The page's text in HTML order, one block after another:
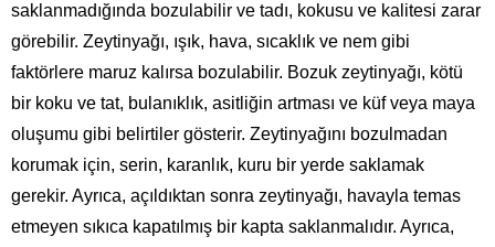
saklanmadığında bozulabilir ve tadı, kokusu ve kalitesi zarar
görebilir. Zeytinyağı, ışık, hava, sıcaklık ve nem gibi
faktörlere maruz kalırsa bozulabilir. Bozuk zeytinyağı, kötü
bir koku ve tat, bulanıklık, asitliğin artması ve küf veya maya
oluşumu gibi belirtiler gösterir. Zeytinyağını bozulmadan
korumak için, serin, karanlık, kuru bir yerde saklamak
gerekir. Ayrıca, açıldıktan sonra zeytinyağı, havayla temas
etmeyen sıkıca kapatılmış bir kapta saklanmalıdır. Ayrıca,